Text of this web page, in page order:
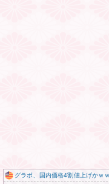
グラボ、国内価格4割値上げかｗ